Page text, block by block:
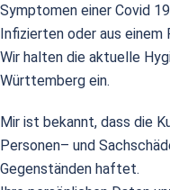
Symptomen einer Covid
Infizierten oder aus einem
Wir halten die aktuelle
Württemberg ein.
Mir ist bekannt, dass die
Personen– und
Gegenständen haftet.